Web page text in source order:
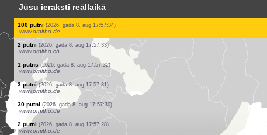
Jūsu ieraksti reāllaikā
1 putns (2026. gada 8. aug 17:57:50)
www.ornitho.de
10 putni (2026. gada 8. aug 17:57:48)
www.ornitho.de
2 putni (2026. gada 8. aug 17:57:47)
www.ornitho.de
6 putni (2026. gada 8. aug 17:57:43)
www.faune-france.org
3 putni (2026. gada 8. aug 17:57:37)
www.ornitho.de
1 putns (2026. gada 8. aug 17:57:36)
www.ornitho.de